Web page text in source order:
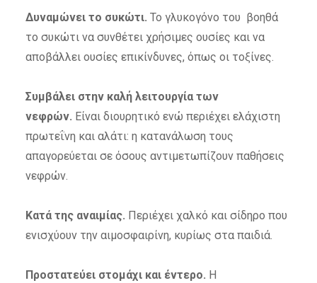
Δυναμώνει το συκώτι. Το γλυκογόνο του βοηθά
το συκώτι να συνθέτει χρήσιμες ουσίες και να
αποβάλλει ουσίες επικίνδυνες, όπως οι τοξίνες.
Συμβάλει στην καλή λειτουργία των
νεφρών. Είναι διουρητικό ενώ περιέχει ελάχιστη
πρωτεΐνη και αλάτι: η κατανάλωση τους
απαγορεύεται σε όσους αντιμετωπίζουν παθήσεις
νεφρών.
Κατά της αναιμίας. Περιέχει χαλκό και σίδηρο που
ενισχύουν την αιμοσφαιρίνη, κυρίως στα παιδιά.
Προστατεύει στομάχι και έντερο. Η